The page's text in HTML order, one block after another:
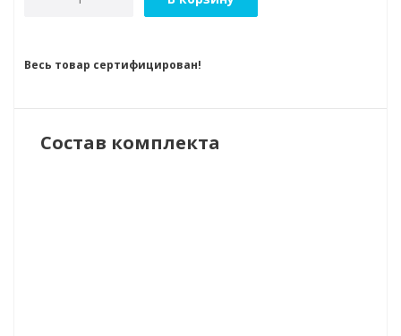
Весь товар сертифицирован!
Состав комплекта